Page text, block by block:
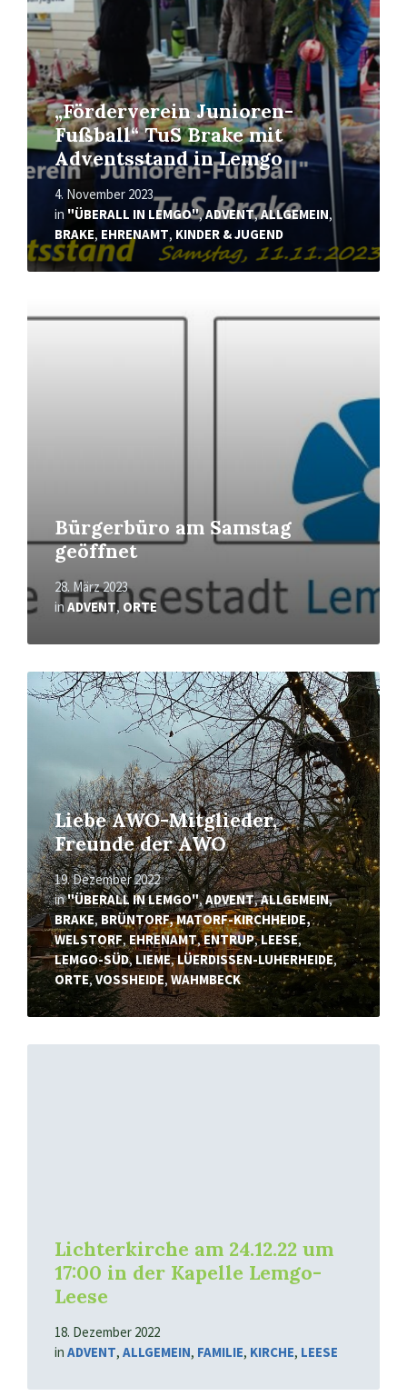
„Förderverein Junioren-
Fußball“ TuS Brake mit
Adventsstand in Lemgo
4. November 2023
in "ÜBERALL IN LEMGO",ADVENT,ALLGEMEIN,
BRAKE, EHRENAMT, KINDER & JUGEND
Bürgerbüro am Samstag
geöffnet
28. März 2023
in ADVENT, ORTE
erfahren
Liebe AWO-Mitglieder,
Freunde der AWO
19. Dezember 2022
in"ÜBERALL IN LEMGO",ADVENT,ALLGEMEIN,
BRAKE, BRÜNTORF, MATORF-KIRCHHEIDE,
WELSTORF,EHRENAMT,ENTRUP,LEESE,
LEMGO-SÜD,LIEME,LÜERDISSEN-LUHERHEIDE,
ORTE,VOSSHEIDE , WAHMBECK
Mehr
erfahren
Lichterkirche am 24.12.22 um
17:00 in der Kapelle Lemgo-
Leese
18. Dezember 2022
in ADVENT, ALLGEMEIN, FAMILIE, KIRCHE, LEESE
Mehr